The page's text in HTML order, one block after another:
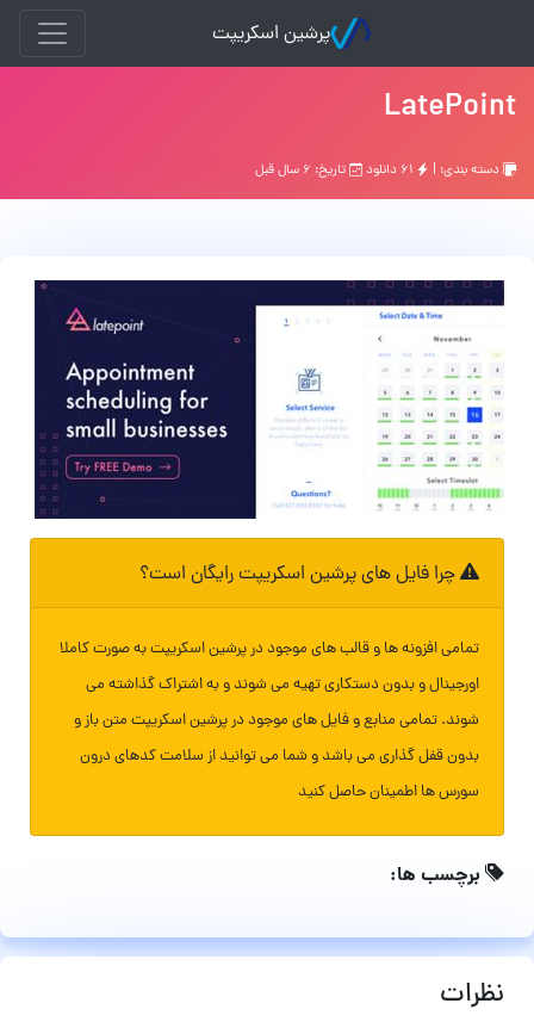
پرشین اسکریپت
LatePoint
دسته بندی: | تاریخ: ۶ سال قبل
چرا فایل های پرشین اسکریپت رایگان است؟
تمامی افزونه ها و قالب های موجود در پرشین اسکریپت به صورت کاملا
اورجینال و بدون دستکاری تهیه می شوند و به اشتراک گذاشته می
شوند. تمامی منابع و فایل های موجود در پرشین اسکریپت متن باز و
بدون قفل گذاری می باشد و شما می توانید از سلامت کدهای درون
سورس ها اطمینان حاصل کنید
برچسب ها:
نظرات